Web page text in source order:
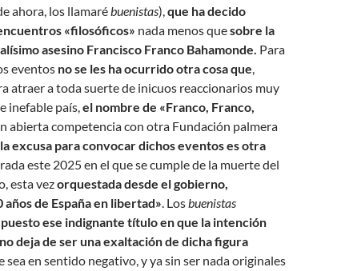
ahora, los llamarébuenistas),que ha decido
«filosóficos» nada menos quesobre la
asesino Francisco Franco Bahamonde. Para
eventos no se les ha ocurrido otra cosa que,
atraer a toda suerte de inicuos reaccionarios muy
inefable país,el nombre de «Franco, Franco,
abierta competencia con otra Fundación palmera
la excusa para convocar dichos eventos es otra
este 2025 en el que se cumple de la muerte del
esta vezorquestada desde el gobierno,
años de España en libertad». Losbuenistas
ese indignante título en que la intención
deja de ser una exaltación de dicha figura
sea en sentido negativo, y ya sin ser nada originales